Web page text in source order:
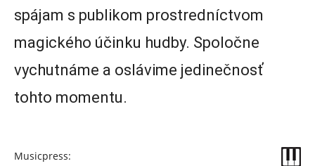
spájam s publikom prostredníctvom
magického účinku hudby. Spoločne
vychutnáme a oslávime jedinečnosť
tohto momentu.
Musicpress: